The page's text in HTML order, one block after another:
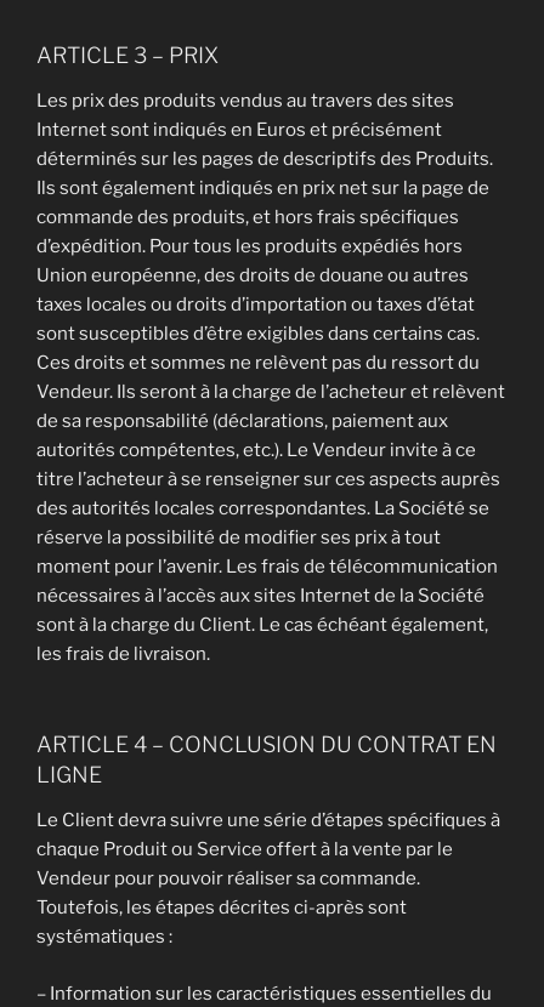
ARTICLE 3 – PRIX
Les prix des produits vendus au travers des sites
Internet sont indiqués en Euros et précisément
déterminés sur les pages de descriptifs des Produits.
Ils sont également indiqués en prix net sur la page de
commande des produits, et hors frais spécifiques
d’expédition. Pour tous les produits expédiés hors
Union européenne, des droits de douane ou autres
taxes locales ou droits d’importation ou taxes d’état
sont susceptibles d’être exigibles dans certains cas.
Ces droits et sommes ne relèvent pas du ressort du
Vendeur. Ils seront à la charge de l’acheteur et relèvent
de sa responsabilité (déclarations, paiement aux
autorités compétentes, etc.). Le Vendeur invite à ce
titre l’acheteur à se renseigner sur ces aspects auprès
des autorités locales correspondantes. La Société se
réserve la possibilité de modifier ses prix à tout
moment pour l’avenir. Les frais de télécommunication
nécessaires à l’accès aux sites Internet de la Société
sont à la charge du Client. Le cas échéant également,
les frais de livraison.
ARTICLE 4 – CONCLUSION DU CONTRAT EN
LIGNE
Le Client devra suivre une série d’étapes spécifiques à
chaque Produit ou Service offert à la vente par le
Vendeur pour pouvoir réaliser sa commande.
Toutefois, les étapes décrites ci-après sont
systématiques :
– Information sur les caractéristiques essentielles du